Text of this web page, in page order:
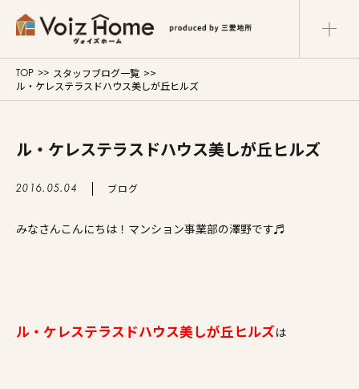
コーポレートサイト リフォームサイト
マンションサイト
Voiz Homeの家づくり
商品ラインナップ
販売物件
展示場・モデルハウス
TOP
スタッフブログ一覧
ル・ケレステラスドハウス美しが丘ヒルズ
ル・ケレステラスドハウス美しが丘ヒルズ
2016.05.04 ブログ
みなさんこんにちは！マンション事業部の澤野です♬
ル・ケレステラスドハウス美しが丘ヒルズは